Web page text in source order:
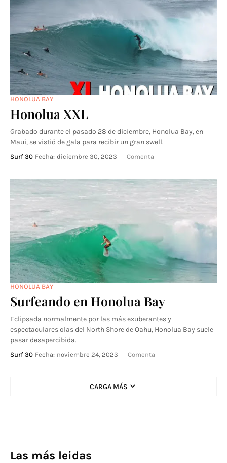
HONOLUA BAY
Honolua XXL
Grabado durante el pasado 28 de diciembre, Honolua Bay, en
Maui, se vistió de gala para recibir un gran swell.
Surf 30 Fecha: diciembre 30, 2023 Comenta
HONOLUA BAY
Surfeando en Honolua Bay
Eclipsada normalmente por las más exuberantes y
espectaculares olas del North Shore de Oahu, Honolua Bay suele
pasar desapercibida.
Surf 30 Fecha: noviembre 24, 2023 Comenta
CARGA MÁS
Las más leidas